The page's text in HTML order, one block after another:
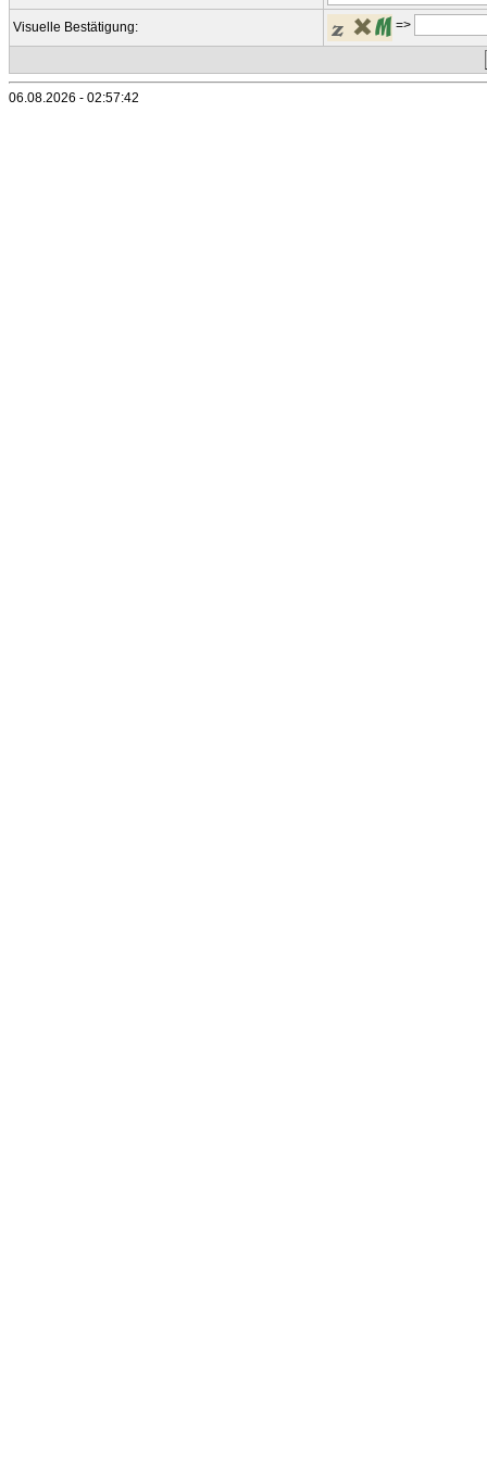
Visuelle Bestätigung: =>
06.08.2026 - 02:57:42